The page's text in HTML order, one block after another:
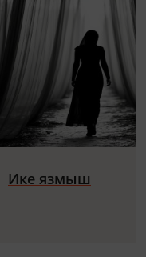
Ике язмыш